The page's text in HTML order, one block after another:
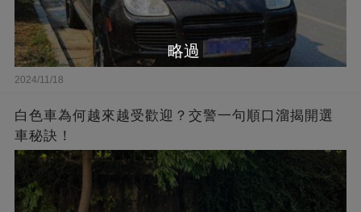
2024/11/18
白色車為何越來越受歡迎？交警一句順口溜揭開選
車秘訣！
略過